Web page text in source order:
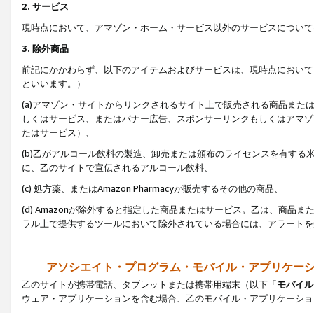
2. サービス
現時点において、アマゾン・ホーム・サービス以外のサービスについ
3. 除外商品
前記にかかわらず、以下のアイテムおよびサービスは、現時点におい
といいます。）
(a)アマゾン・サイトからリンクされるサイト上で販売される商品ま
しくはサービス、またはバナー広告、スポンサーリンクもしくはアマ
たはサービス）、
(b)乙がアルコール飲料の製造、卸売または頒布のライセンスを有す
に、乙のサイトで宣伝されるアルコール飲料、
(c) 処方薬、またはAmazon Pharmacyが販売するその他の商品、
(d) Amazonが除外すると指定した商品またはサービス。乙は、商品ま
ラル上で提供するツールにおいて除外されている場合には、アラート
アソシエイト・プログラム・モバイル・アプリケー
乙のサイトが携帯電話、タブレットまたは携帯用端末（以下「モバイ
ウェア・アプリケーションを含む場合、乙のモバイル・アプリケーシ